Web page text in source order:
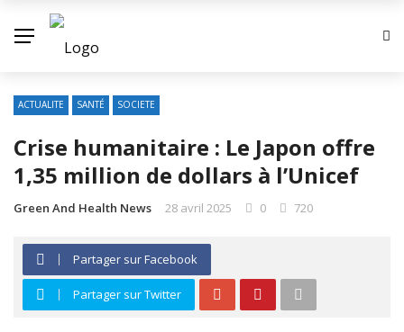
ACTUALITE SANTÉ SOCIETE
Crise humanitaire : Le Japon offre
1,35 million de dollars à l’Unicef
Green And Health News 28 avril 2025 0 720
Partager sur Facebook
Partager sur Twitter